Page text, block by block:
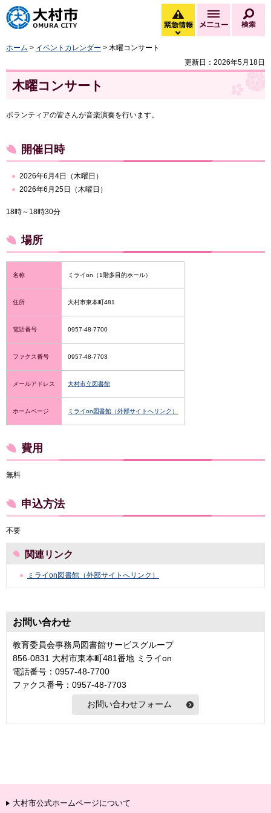
大村市
緊急情報
緊急情報を開く
メニュー
ホーム > イベントカレンダー > 木曜コンサート
更新日：2026年5月18日
木曜コンサート
ボランティアの皆さんが音楽演奏を行います。
開催日時
2026年6月4日（木曜日）
2026年6月25日（木曜日）
18時～18時30分
場所
名称 ミライon（1階多目的ホール）
住所 大村市東本町481
電話番号 0957-48-7700
ファクス番号 0957-48-7703
メールアドレス 大村市立図書館
ホームページ ミライon図書館（外部サイトへリンク）
費用
無料
申込方法
不要
関連リンク
ミライon図書館（外部サイトへリンク）
お問い合わせ
教育委員会事務局図書館サービスグループ
856-0831 大村市東本町481番地 ミライon
電話番号：0957-48-7700
ファクス番号：0957-48-7703
大村市公式ホームページについて